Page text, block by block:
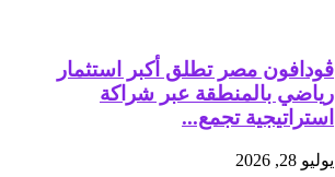
ڤودافون مصر تطلق أكبر استثمار
رياضي بالمنطقة عبر شراكة
استراتيجية تجمع...
يوليو 28, 2026